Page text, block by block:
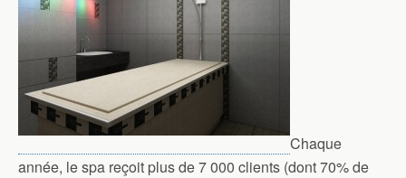
Chaque
année, le spa reçoit plus de 7 000 clients (dont 70% de